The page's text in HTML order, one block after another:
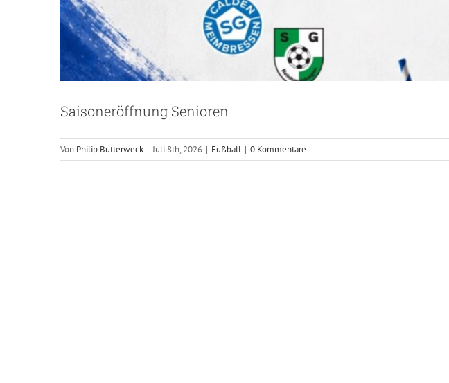
Saisoneröffnung Senioren
Von Philip Butterweck | Juli 8th, 2026 | Fußball | 0 Kommentare